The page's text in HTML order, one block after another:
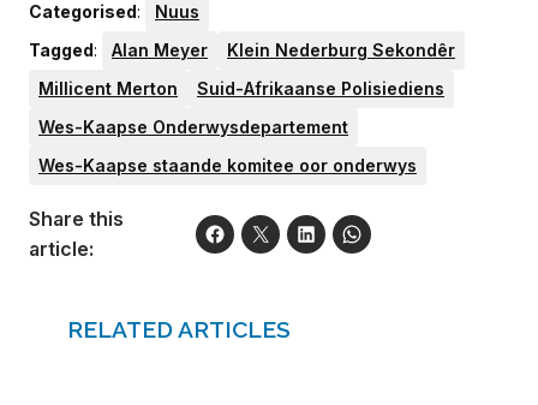
Categorised:
Nuus
Tagged: Alan Meyer
Klein Nederburg Sekondêr
Millicent Merton
Suid-Afrikaanse Polisiediens
Wes-Kaapse Onderwysdepartement
Wes-Kaapse staande komitee oor onderwys
Share this
article:
RELATED ARTICLES